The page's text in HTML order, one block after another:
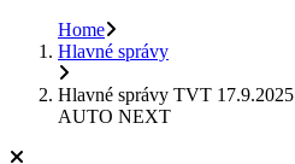
Home
Hlavné správy
Hlavné správy TVT 17.9.2025
AUTO NEXT